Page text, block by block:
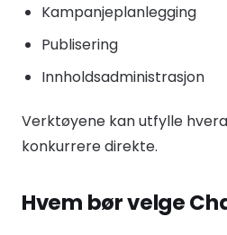
Kampanjeplanlegging
Publisering
Innholdsadministrasjon
Verktøyene kan utfylle
konkurrere direkte.
Hvem bør velge